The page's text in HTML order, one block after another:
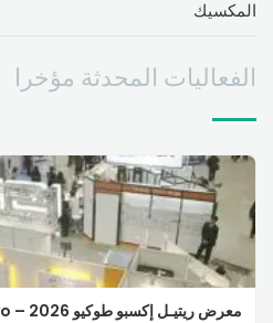
المكسيك
الفعاليات المحدثة مؤخرا
معرض ريتيـل إكسبو طوكيو 2026 – Retail Expo Tokyo